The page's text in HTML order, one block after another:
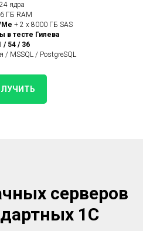
24 ядра
ГБ RAM
+ 2 x 8000 ГБ SAS
в тесте Гилева
/ 54 / 36
/ MSSQL / PostgreSQL
серверов
1С